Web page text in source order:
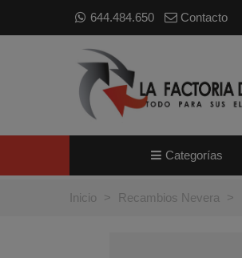
644.484.650 Contacto
Categorías
Inicio > Recambios Nevera >